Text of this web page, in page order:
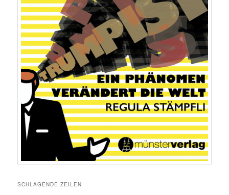
SCHLAGENDE ZEILEN